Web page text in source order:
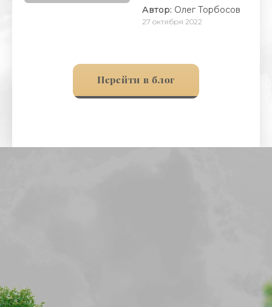
Автор: Олег Торбосов
27 октября 2022
Перейти в блог